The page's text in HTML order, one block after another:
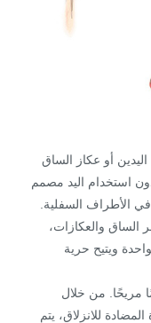
أو عكاز الساق
استخدام اليد مصمم
الأطراف السفلية.
والعكازات،
ويتيح حرية
مريحًا. من خلال
للانزلاق، يتم